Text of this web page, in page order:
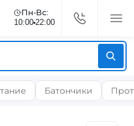
Пн-Вс:
10:00 22:00
Батончики